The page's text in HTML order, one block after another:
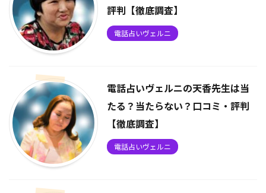
評判【徹底調査】
電話占いヴェルニ
電話占いヴェルニの天香先生は当
たる？当たらない？口コミ・評判
【徹底調査】
電話占いヴェルニ